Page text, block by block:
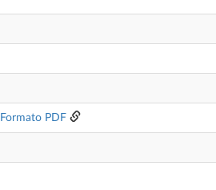
Formato PDF